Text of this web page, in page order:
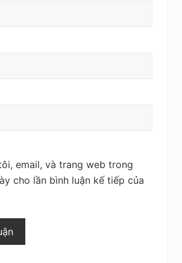
email, và trang web trong
cho lần bình luận kế tiếp của